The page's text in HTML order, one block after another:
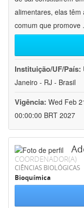
alimentares, elas
comum que promove
Instituição/UF/País:
Janeiro - RJ - Brasil
Vigência: Wed Feb
00:00:00 BRT 2027
COORDENADOR(A)
CIÊNCIAS BIOLÓGICAS
Bioquímica